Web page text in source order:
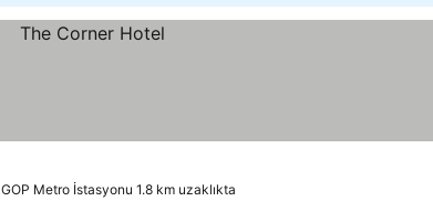
GOP Metro İstasyonu 1.8 km uzaklıkta